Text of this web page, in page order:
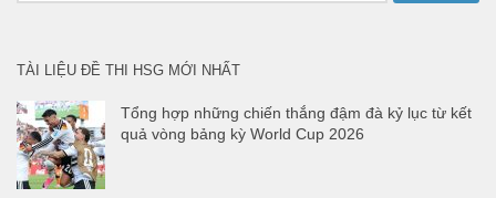
TÀI LIỆU ĐỀ THI HSG MỚI NHẤT
Tổng hợp những chiến thắng đậm đà kỷ lục từ kết
quả vòng bảng kỳ World Cup 2026